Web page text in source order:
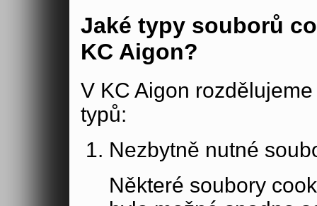
Jaké typy souborů
KC Aigon?
V KC Aigon
typů:
Nezbytně nutné
Některé soubory